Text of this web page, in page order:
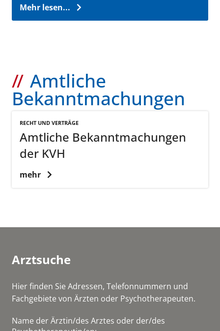
Mehr lesen...
Amtliche
Bekanntmachungen
RECHT UND VERTRÄGE
Amtliche Bekanntmachungen
der KVH
mehr
Arztsuche
Hier finden Sie Adressen, Telefonnummern und
Fachgebiete von Ärzten oder Psychotherapeuten.
Name der Ärztin/des Arztes oder der/des